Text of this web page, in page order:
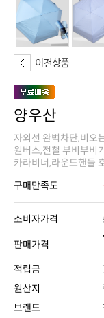
양우산
카라비너,라운드핸들
구매만족도
소비자가격
판매가격
적립금
원산지
브랜드